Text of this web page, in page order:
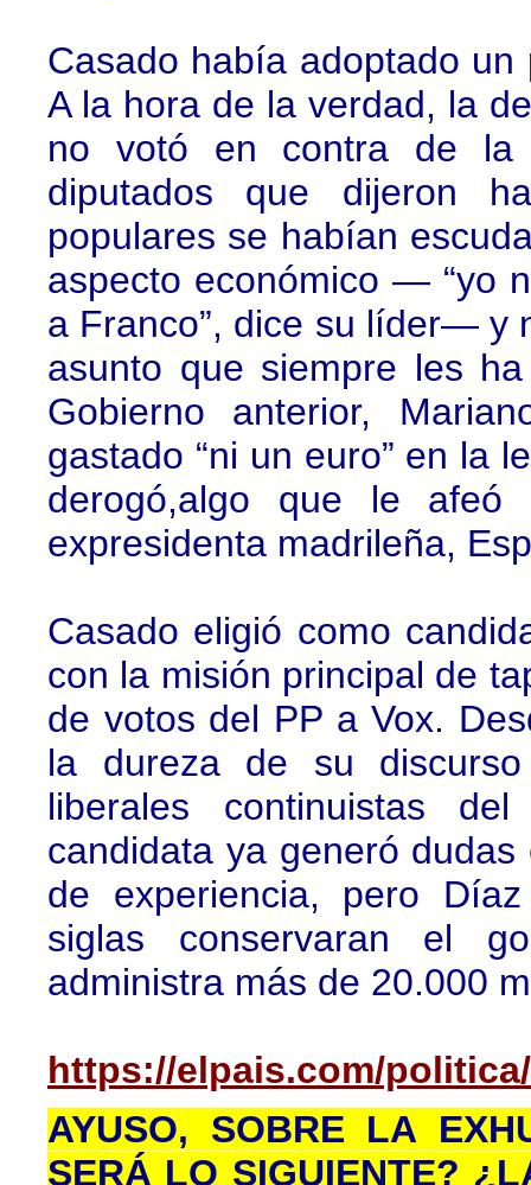
Casado había adoptado
A la hora de la verdad, la
no votó en contra de la
diputados que dijeron
populares se habían
aspecto económico — “yo
a Franco”, dice su líder— y
asunto que siempre les
Gobierno anterior,
gastado “ni un euro” en la
derogó,algo que le afeó
expresidenta madrileña,
Casado eligió como
con la misión principal de
de votos del PP a Vox.
la dureza de su
liberales continuistas
candidata ya generó
de experiencia, pero
siglas conservaran el
administra más de 20.000
https://elpais.com/politica/
AYUSO, SOBRE LA
SERÁ LO SIGUIENTE?